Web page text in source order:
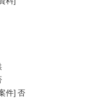
件] 否